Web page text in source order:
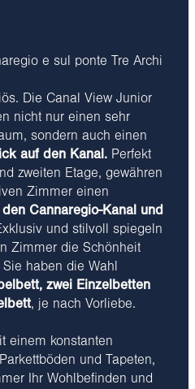
e sul ponte Tre Archi
Die Canal View Junior
nicht nur einen sehr
sondern auch einen
auf den Kanal. Perfekt
zweiten Etage, gewähren
Zimmer einen
Cannaregio-Kanal und
und stilvoll spiegeln
Zimmer die Schönheit
haben die Wahl
zwei Einzelbetten
, je nach Vorliebe.
einem konstanten
und Tapeten,
Ihr Wohlbefinden und